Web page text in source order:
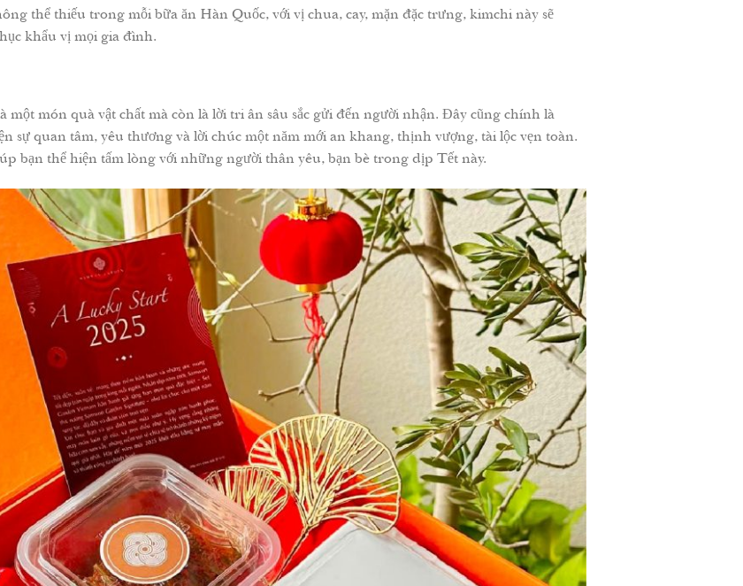
thể thiếu trong mỗi bữa ăn Hàn Quốc, với vị chua, cay, mặn đặc trưng, kimchi này sẽ
khẩu vị mọi gia đình.
món quà vật chất mà còn là lời tri ân sâu sắc gửi đến người nhận. Đây cũng chính là
sự quan tâm, yêu thương và lời chúc một năm mới an khang, thịnh vượng, tài lộc vẹn toàn.
bạn thể hiện tấm lòng với những người thân yêu, bạn bè trong dịp Tết này.